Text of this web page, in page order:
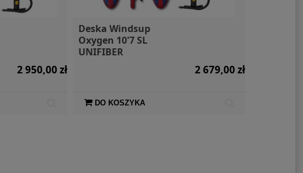
2 950,00 zł
Deska Windsup
Oxygen 10'7 SL
UNIFIBER
2 679,00 zł
DO KOSZYKA